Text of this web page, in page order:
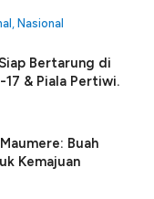
, Nasional
Bertarung di
& Piala Pertiwi.
Buah
Kemajuan